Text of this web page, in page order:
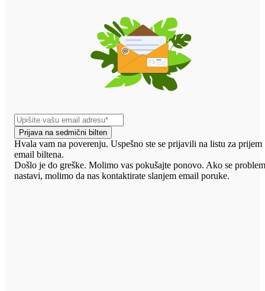
Prijava na sedmični bilten
Hvala vam na poverenju. Uspešno ste se prijavili na listu za prijem
email biltena.
Došlo je do greške. Molimo vas pokušajte ponovo. Ako se
nastavi, molimo da nas kontaktirate slanjem email poruke.